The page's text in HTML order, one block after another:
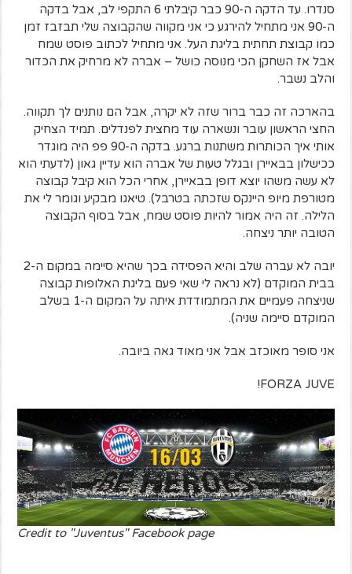
סנדרו. עד הדקה ה-90 כבר קיבלתי 6 התקפי לב, אבל בדקה
ה-90 אני מתחיל להירגע כי אני מקווה שהקבוצה שלי תבזבז זמן
כמו קבוצת תחתית בליגת העל. אני מתחיל לכתוב פוסט שמח
אבל אז השחקן הכי מנוסה כושל – אברה לא מרחיק את הכדור
והלב נשבר.
בהארכה זה כבר ברור שזה לא יקרה, אבל הם נותנים לך תקווה.
החצי הראשון עובר ונשארה עוד מחצית לפנדלים. תמיד הצחיק
אותי איך הכותרות משתנות ברגע. בדקה ה-90 פפ היה מוגדר
ככישלון בבאיירן ובגלל טעות של אברה הוא עדיין גאון (לדעתי הוא
לא עשה משהו יוצא דופן בבאיירן, אחרי הכל הוא קיבל קבוצה
מטורפת מיופ היינקס שזכתה בטרבל). טיאגו מבקיע וגומר לי את
הלילה. זה היה אמור להיות פוסט שמח, אבל בסוף הקבוצה
הטובה יותר ניצחה.
יובה לא עברה שלב והיא הפסידה בכך שהיא סיימה במקום ה-2
בבית המוקדם (לא נראה לי שאי פעם בליגת האלופות קבוצה
שניצחה פעמיים את המתמודדת איתה על המקום ה-1 בשלב
המוקדם סיימה שניה).
אני סופר מאוכזב אבל אני מאוד גאה ביובה.
FORZA JUVE!
Credit to "Juventus" Facebook page